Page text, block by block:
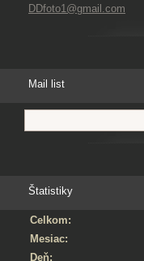
DDfoto1@gmail.com
Mail list
Štatistiky
Celkom:
Mesiac:
Deň: